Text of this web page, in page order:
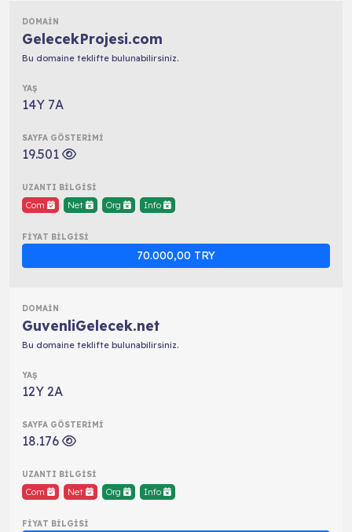
GelecekProjesi.com
Bu domaine teklifte bulunabilirsiniz.
14Y 7A
19.501
Com Net Org Info
70.000,00 TRY
GuvenliGelecek.net
Bu domaine teklifte bulunabilirsiniz.
12Y 2A
18.176
Com Net Org Info